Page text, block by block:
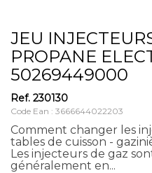
JEU
PROPANE
50269449000
Ref. 230130
Code Ean : 3666644022203
Comment changer les
tables de cuisson -
Les injecteurs de gaz
généralement en...